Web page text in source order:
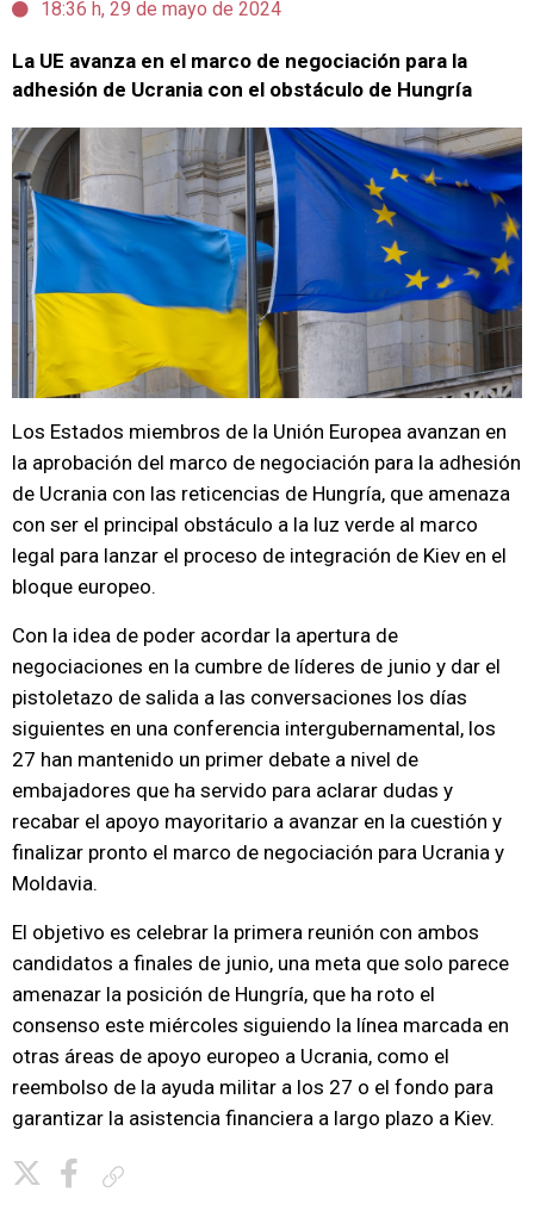
18:36 h, 29 de mayo de 2024
La UE avanza en el marco de negociación para la
adhesión de Ucrania con el obstáculo de Hungría
Los Estados miembros de la Unión Europea avanzan en
la aprobación del marco de negociación para la adhesión
de Ucrania con las reticencias de Hungría, que amenaza
con ser el principal obstáculo a la luz verde al marco
legal para lanzar el proceso de integración de Kiev en el
bloque europeo.
Con la idea de poder acordar la apertura de
negociaciones en la cumbre de líderes de junio y dar el
pistoletazo de salida a las conversaciones los días
siguientes en una conferencia intergubernamental, los
27 han mantenido un primer debate a nivel de
embajadores que ha servido para aclarar dudas y
recabar el apoyo mayoritario a avanzar en la cuestión y
finalizar pronto el marco de negociación para Ucrania y
Moldavia.
El objetivo es celebrar la primera reunión con ambos
candidatos a finales de junio, una meta que solo parece
amenazar la posición de Hungría, que ha roto el
consenso este miércoles siguiendo la línea marcada en
otras áreas de apoyo europeo a Ucrania, como el
reembolso de la ayuda militar a los 27 o el fondo para
garantizar la asistencia financiera a largo plazo a Kiev.